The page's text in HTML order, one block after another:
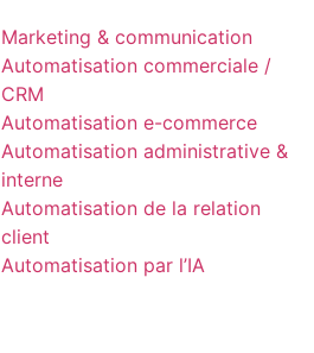
Marketing & communication
Automatisation commerciale /
CRM
Automatisation e-commerce
Automatisation administrative &
interne
Automatisation de la relation
client
Automatisation par l’IA